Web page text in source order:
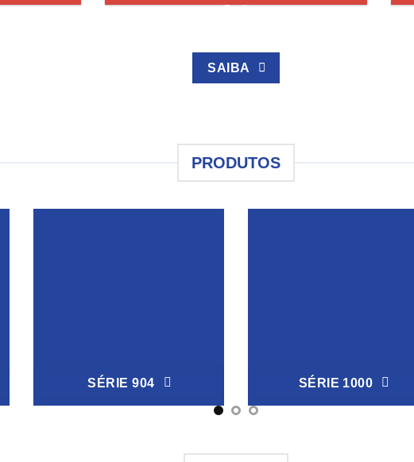
SAIBA
PRODUTOS
SÉRIE 904 SÉRIE 1000